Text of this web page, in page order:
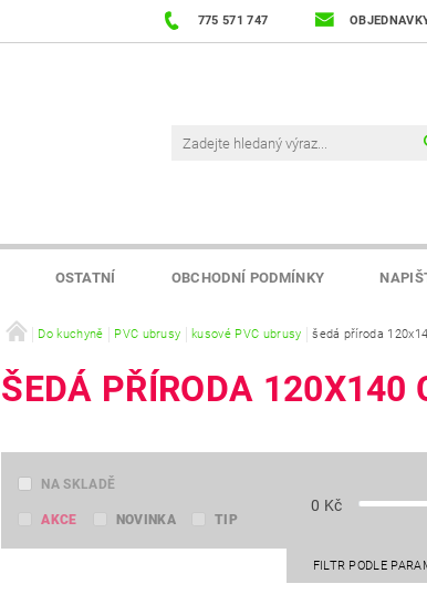
775 571 747
OSTATNÍ OBCHODNÍ PODMÍNKY
Do kuchyně PVC ubrusy kusové PVC ubrusy šedá příroda
ŠEDÁ PŘÍRODA 120X140
NA SKLADĚ
AKCE NOVINKA TIP
0 Kč
FILTR PODLE